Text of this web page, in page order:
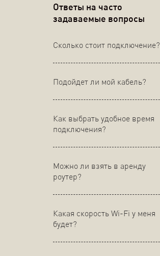
Ответы на часто
задаваемые вопросы
Сколько стоит подключение?
Подойдет ли мой кабель?
Как выбрать удобное время
подключения?
Можно ли взять в аренду
роутер?
Какая скорость Wi-Fi у меня
будет?